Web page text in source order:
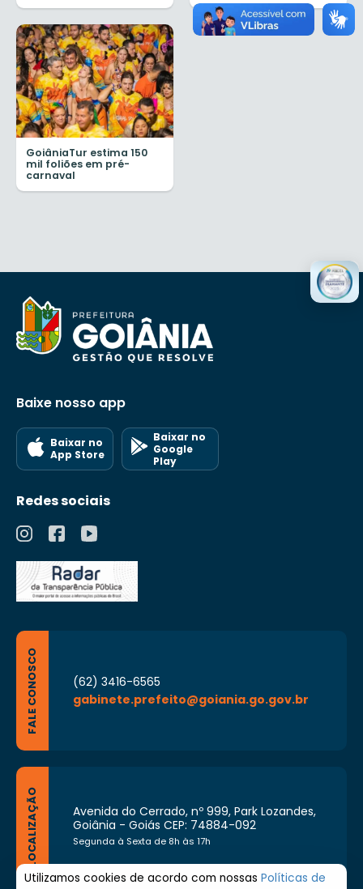
GoiâniaTur estima 150
mil foliões em pré-
carnaval
Baixe nosso app
Baixar no
App Store
Baixar no
Google
Play
Redes sociais
FALE CONOSCO
(62) 3416-6565
gabinete.prefeito@goiania.go.gov.br
LOCALIZAÇÃO
Avenida do Cerrado, nº 999, Park Lozandes,
Goiânia - Goiás CEP: 74884-092
Segunda à Sexta de 8h às 17h
Utilizamos cookies de acordo com nossas Políticas de